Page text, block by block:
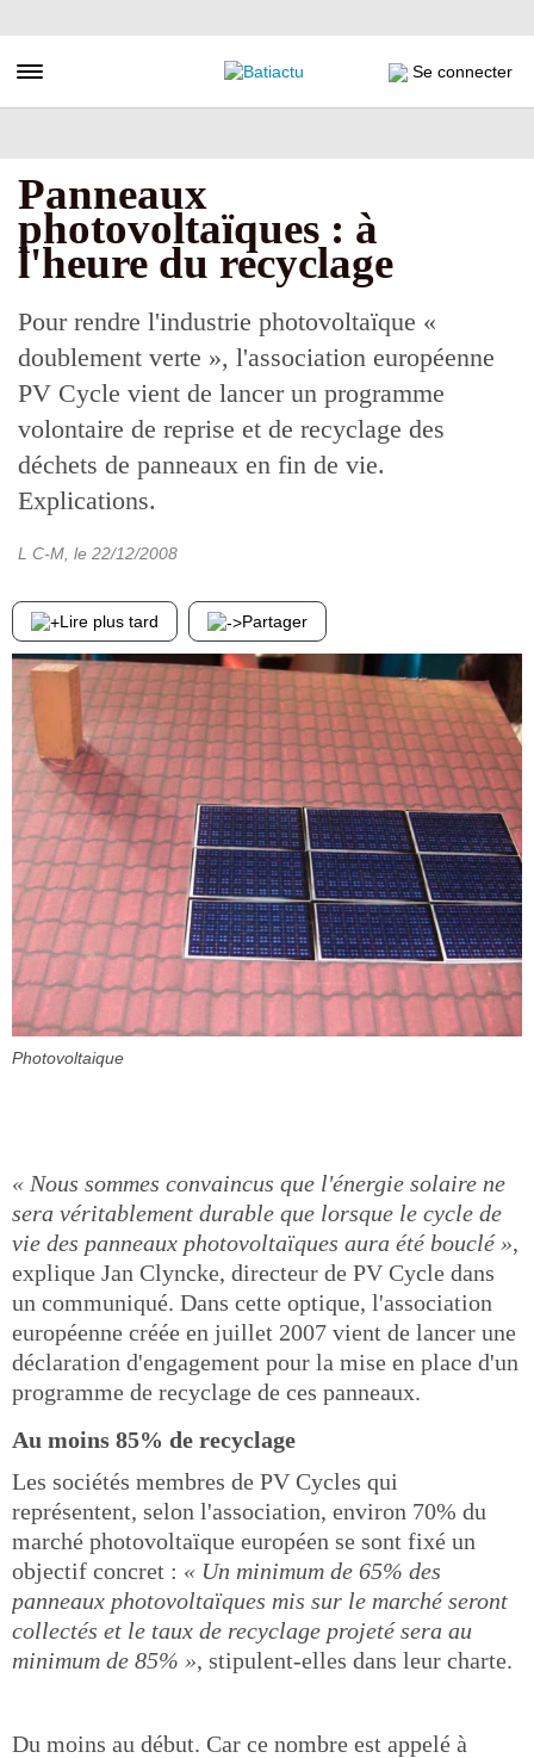
au
principal
Toggle navigation Se connecter
Panneaux
photovoltaïques : à
l'heure du recyclage
Pour rendre l'industrie photovoltaïque «
doublement verte », l'association européenne
PV Cycle vient de lancer un programme
volontaire de reprise et de recyclage des
déchets de panneaux en fin de vie.
Explications.
L C-M , le 22/12/2008
Lire plus tard Partager
Photovoltaique
« Nous sommes convaincus que l'énergie solaire ne
sera véritablement durable que lorsque le cycle de
vie des panneaux photovoltaïques aura été bouclé »,
explique Jan Clyncke, directeur de PV Cycle dans
un communiqué. Dans cette optique, l'association
européenne créée en juillet 2007 vient de lancer une
déclaration d'engagement pour la mise en place d'un
programme de recyclage de ces panneaux.
Au moins 85% de recyclage
Les sociétés membres de PV Cycles qui
représentent, selon l'association, environ 70% du
marché photovoltaïque européen se sont fixé un
objectif concret : « Un minimum de 65% des
panneaux photovoltaïques mis sur le marché seront
collectés et le taux de recyclage projeté sera au
minimum de 85% », stipulent-elles dans leur charte.
Du moins au début. Car ce nombre est appelé à